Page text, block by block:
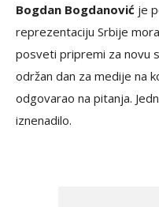
Bogdan Bogdanović je
reprezentaciju Srbije
posveti pripremi za novu
održan dan za medije na
odgovarao na pitanja.
iznenadilo.